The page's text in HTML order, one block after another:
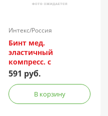
Интекс/Россия
Бинт мед.
эластичный
компресс. с
индикатором
натяжения выс.
растяж. 8смх3м
(фискатор липучка)
591 руб.
В корзину